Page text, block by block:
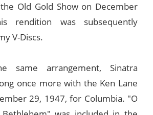
Old Gold Show on December
rendition was subsequently
V-Discs.
same arrangement, Sinatra
once more with the Ken Lane
29, 1947, for Columbia. "O